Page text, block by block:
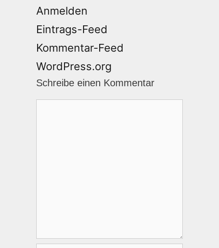
Anmelden
Eintrags-Feed
Kommentar-Feed
WordPress.org
Schreibe einen Kommentar